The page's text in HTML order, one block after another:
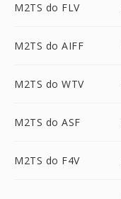
M2TS do FLV
M2TS do AIFF
M2TS do WTV
M2TS do ASF
M2TS do F4V